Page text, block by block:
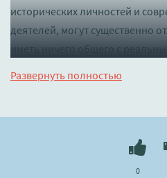
исторических личностей и
деятелей, могут существенно
иметь ничего общего с
Слушать 🔊 mp3 (мп3)
Развернуть полностью
0